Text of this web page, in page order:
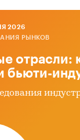
2026
РЫНКОВ
отрасли:
бьюти-